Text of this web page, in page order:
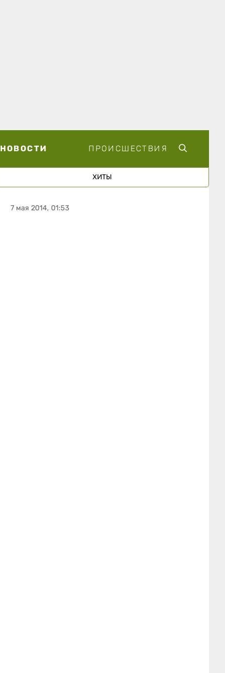
НОВОСТИ ПРОИСШЕСТВИЯ
ХИТЫ
7 мая 2014, 01:53